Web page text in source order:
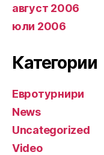
август 2006
юли 2006
Категории
Евротурнири
News
Uncategorized
Video